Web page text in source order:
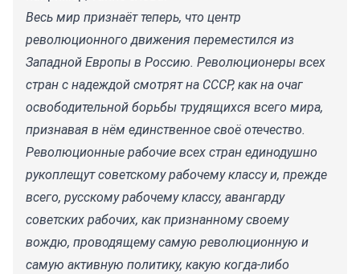
Весь мир признаёт теперь, что центр
революционного движения переместился из
Западной Европы в Россию. Революционеры всех
стран с надеждой смотрят на СССР, как на очаг
освободительной борьбы трудящихся всего мира,
признавая в нём единственное своё отечество.
Революционные рабочие всех стран единодушно
рукоплещут советскому рабочему классу и, прежде
всего, русскому рабочему классу, авангарду
советских рабочих, как признанному своему
вождю, проводящему самую революционную и
самую активную политику, какую когда-либо